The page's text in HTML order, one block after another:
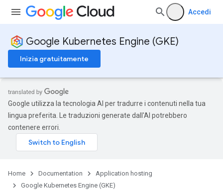
Accedi
Google Kubernetes Engine (GKE)
Inizia gratuitamente
Google utilizza la tecnologia AI per tradurre i contenuti nella tua
lingua preferita. Le traduzioni generate dall'AI potrebbero
contenere errori.
Home Documentation
Application hosting
Google Kubernetes Engine (GKE)